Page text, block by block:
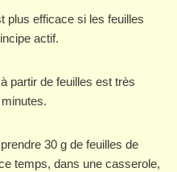
plus efficace si les feuilles
actif.
partir de feuilles est très
30 g de feuilles de
temps, dans une casserole,